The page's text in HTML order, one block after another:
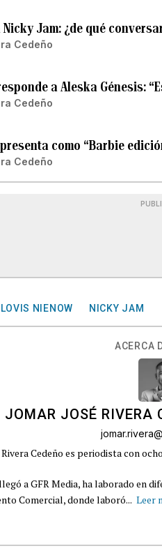
Jam: ¿de qué
Cedeño
a Aleska Génesis:
Cedeño
como “Barbie
Cedeño
NIENOW NICKY JAM
ACERCA
JOMAR JOSÉ RIVERA
Cedeño es periodista con
a GFR Media, ha laborado en
Comercial, donde laboró... Leer